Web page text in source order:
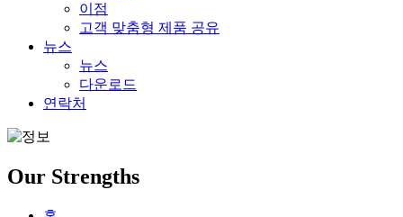
이점
고객 맞춤형 제품 공유
뉴스
뉴스
다운로드
연락처
Our Strengths